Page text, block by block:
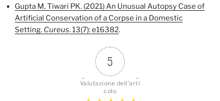
Gupta M, Tiwari PK. (2021) An Unusual Autopsy Case of
Artificial Conservation of a Corpse in a Domestic
Setting. Cureus. 13(7): e16382.
5
Valutazione dell'arti
colo